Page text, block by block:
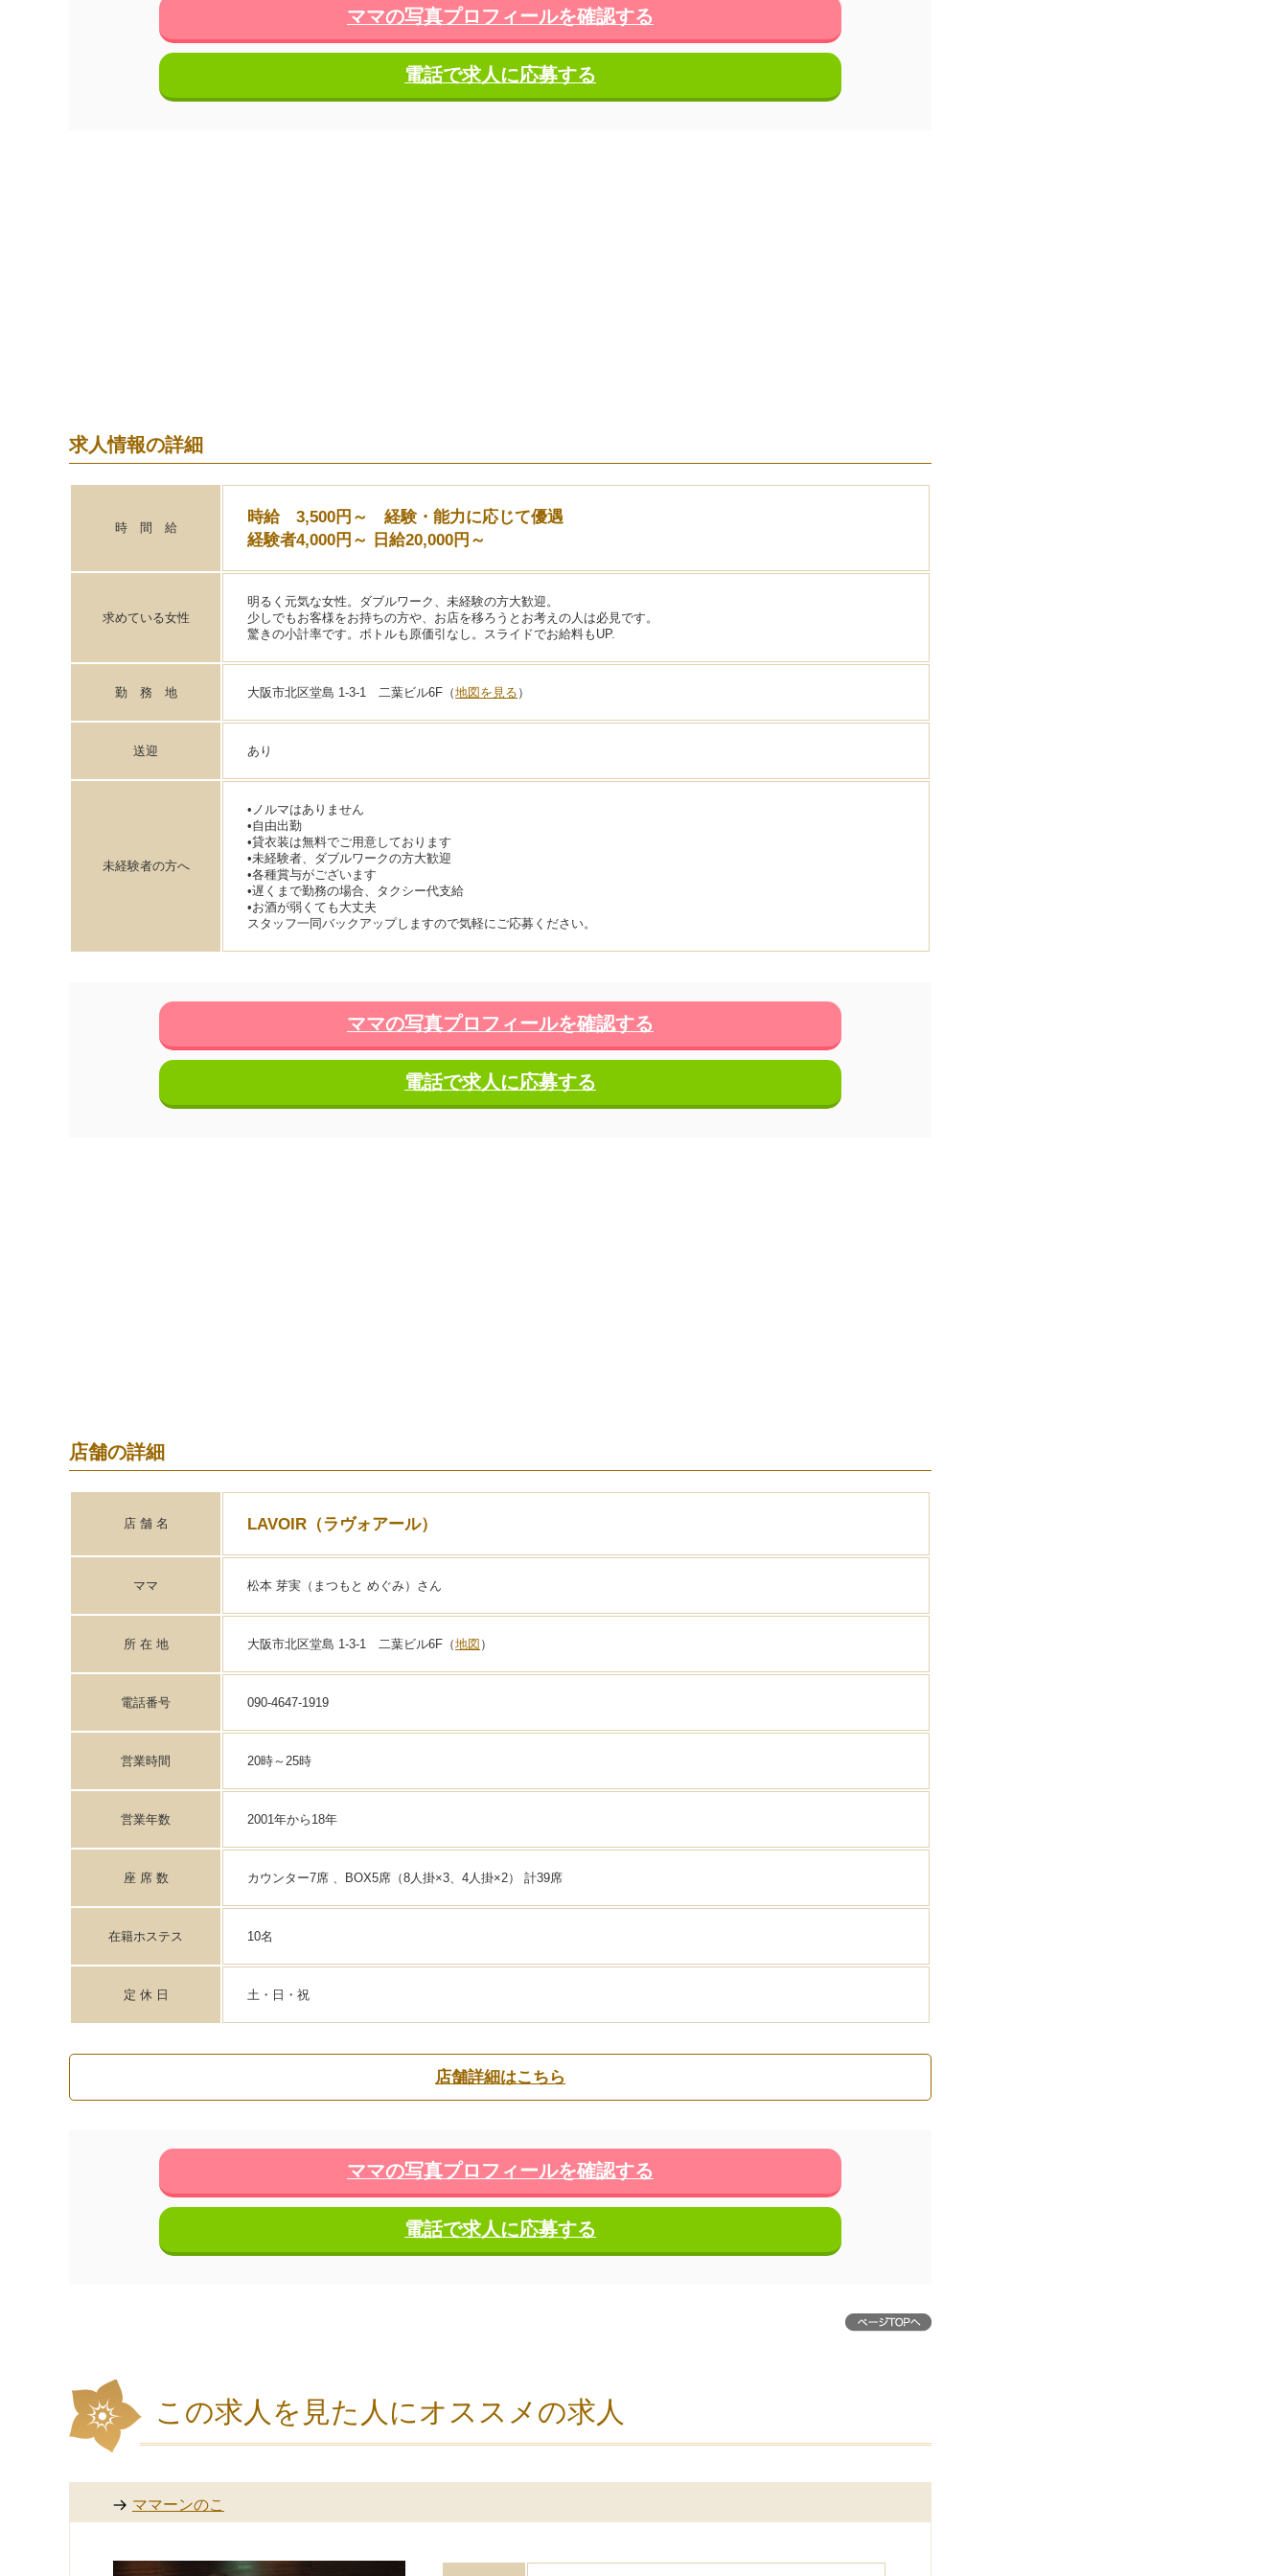
ママの写真プロフィールを確認する
電話で求人に応募する
求人情報の詳細
時 間 給
時給 3,500円～ 経験・能力に応じて優遇
経験者4,000円～ 日給20,000円～
求めている女性
明るく元気な女性。ダブルワーク、未経験の方大歓迎。
少しでもお客様をお持ちの方や、お店を移ろうとお考えの人は必見です。
驚きの小計率です。ボトルも原価引なし。スライドでお給料もUP.
勤 務 地 大阪市北区堂島 1-3-1 二葉ビル6F（地図を見る ）
送迎 あり
未経験者の方へ
•ノルマはありません
•自由出勤
•貸衣装は無料でご用意しております
•未経験者、ダブルワークの方大歓迎
•各種賞与がございます
•遅くまで勤務の場合、タクシー代支給
•お酒が弱くても大丈夫
スタッフ一同バックアップしますので気軽にご応募ください。
ママの写真プロフィールを確認する
電話で求人に応募する
店舗の詳細
店 舗 名 LAVOIR（ラヴォアール）
ママ 松本 芽実（まつもと めぐみ）さん
所 在 地 大阪市北区堂島 1-3-1 二葉ビル6F（地図 ）
電話番号 090-4647-1919
営業時間 20時～25時
営業年数 2001年から18年
座 席 数 カウンター7席 、BOX5席（8人掛×3、4人掛×2） 計39席
在籍ホステス 10名
定 休 日 土・日・祝
店舗詳細はこちら
ママの写真プロフィールを確認する
電話で求人に応募する
この求人を見た人にオススメの求人
ママーンのこ